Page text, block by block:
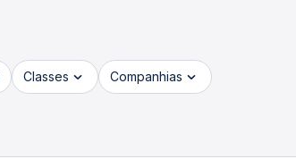
Classes Companhias